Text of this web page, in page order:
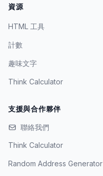
資源
HTML 工具
計數
趣味文字
Think Calculator
支援與合作夥伴
聯絡我們
Think Calculator
Random Address Generator